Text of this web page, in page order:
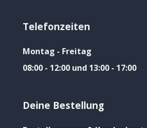
Telefonzeiten
Montag - Freitag
08:00 - 12:00 und 13:00 - 17:00
Deine Bestellung